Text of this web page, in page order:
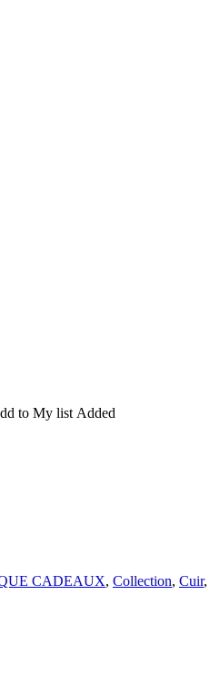
to My list Added
CADEAUX, Collection, Cuir,